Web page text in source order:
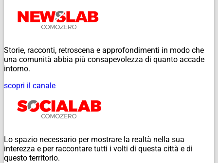
Storie, racconti, retroscena e approfondimenti in modo che
una comunità abbia più consapevolezza di quanto accade
intorno.
scopri il canale
Lo spazio necessario per mostrare la realtà nella sua
interezza e per raccontare tutti i volti di questa città e di
questo territorio.